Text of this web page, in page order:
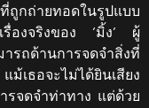
กถ่ายทอดในรูปแบบ
รื่องจริงของ ‘มิ้ง’ ผู้
ถด้านการจดจำสิ่งที่
เธอจะไม่ได้ยินเสียง
รจดจำท่าทาง แต่ด้วย